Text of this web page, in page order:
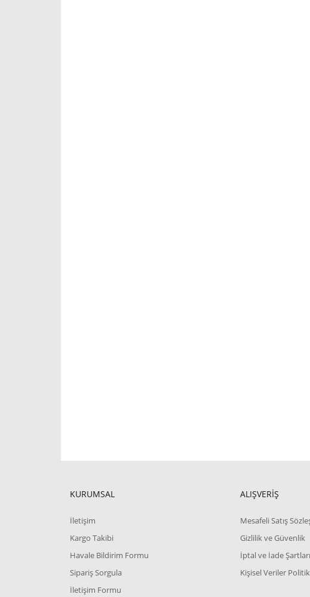
KURUMSAL
İletişim
Kargo Takibi
Havale Bildirim Formu
Sipariş Sorgula
İletişim Formu
ALIŞVERİŞ
Mesafeli Satış
Gizlilik ve Güvenlik
İptal ve İade Şartları
Kişisel Veriler